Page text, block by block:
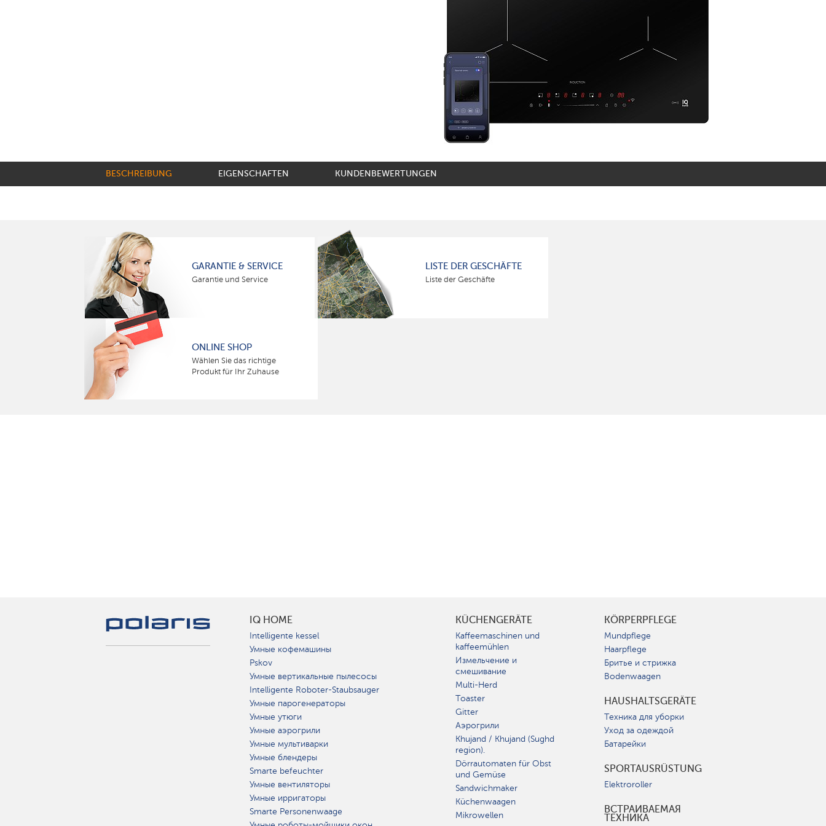
BESCHREIBUNG EIGENSCHAFTEN KUNDENBEWERTUNGEN
GARANTIE & SERVICE
Garantie und Service
LISTE DER GESCHÄFTE
Liste der Geschäfte
ONLINE SHOP
Wählen Sie das richtige
Produkt für Ihr Zuhause
IQ HOME
Intelligente kessel
Умные кофемашины
Pskov
Умные вертикальные пылесосы
Intelligente Roboter-Staubsauger
Умные парогенераторы
Умные утюги
Умные аэрогрили
Умные мультиварки
Умные блендеры
Smarte befeuchter
Умные вентиляторы
Умные ирригаторы
Smarte Personenwaage
KÜCHENGERÄTE
Kaffeemaschinen und
kaffeemühlen
Измельчение и
смешивание
Multi-Herd
Toaster
Gitter
Аэрогрили
Khujand / Khujand (Sughd
region).
Dörrautomaten für Obst
und Gemüse
Sandwichmaker
Küchenwaagen
Mikrowellen
KÖRPERPFLEGE
Mundpflege
Haarpflege
Бритье и стрижка
Bodenwaagen
HAUSHALTSGERÄTE
Техника для уборки
Уход за одеждой
Батарейки
SPORTAUSRÜSTUNG
Elektroroller
ВСТРАИВАЕМАЯ
ТЕХНИКА